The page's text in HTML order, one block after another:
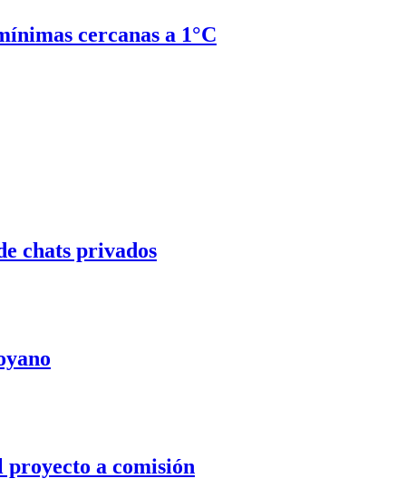
cercanas a 1°C
chats privados
a comisión